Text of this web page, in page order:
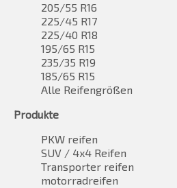
205/55 R16
225/45 R17
225/40 R18
195/65 R15
235/35 R19
185/65 R15
Alle Reifengrößen
Produkte
PKW reifen
SUV / 4x4 Reifen
Transporter reifen
motorradreifen